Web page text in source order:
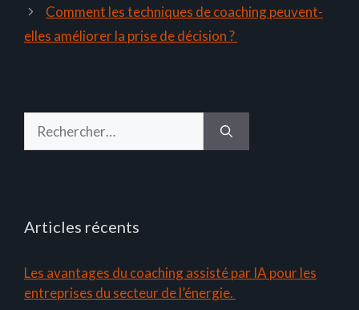
Comment les techniques de coaching peuvent-
elles améliorer la prise de décision ?
Articles récents
Les avantages du coaching assisté par IA pour les
entreprises du secteur de l’énergie.